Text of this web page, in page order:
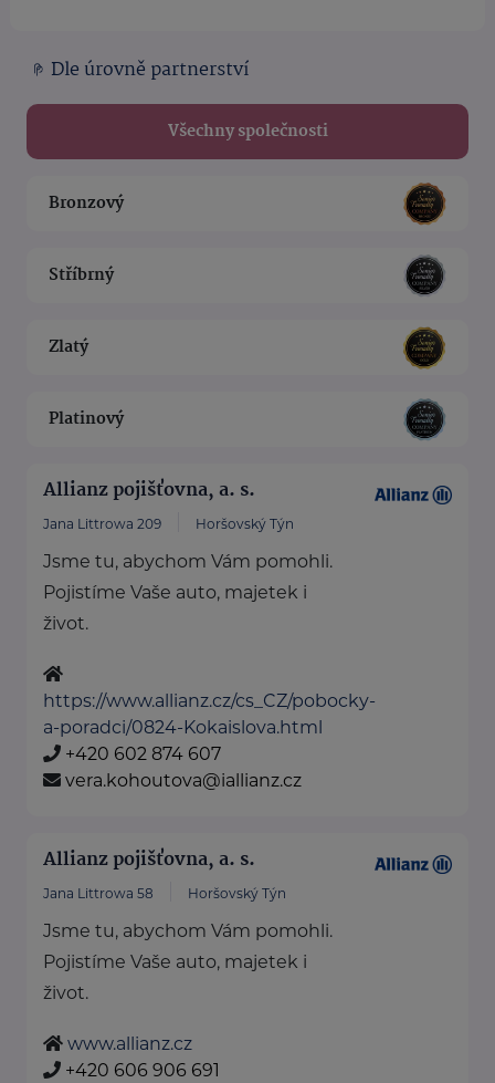
Dle úrovně partnerství
Všechny společnosti
Bronzový
Stříbrný
Zlatý
Platinový
Allianz pojišťovna, a. s.
Jana Littrowa 209 Horšovský Týn
Jsme tu, abychom Vám pomohli.
Pojistíme Vaše auto, majetek i
život.
https://www.allianz.cz/cs_CZ/pobocky-
a-poradci/0824-Kokaislova.html
+420 602 874 607
vera.kohoutova@iallianz.cz
Allianz pojišťovna, a. s.
Jana Littrowa 58 Horšovský Týn
Jsme tu, abychom Vám pomohli.
Pojistíme Vaše auto, majetek i
život.
www.allianz.cz
+420 606 906 691